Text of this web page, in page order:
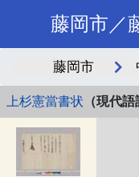
藤岡市／
藤岡市